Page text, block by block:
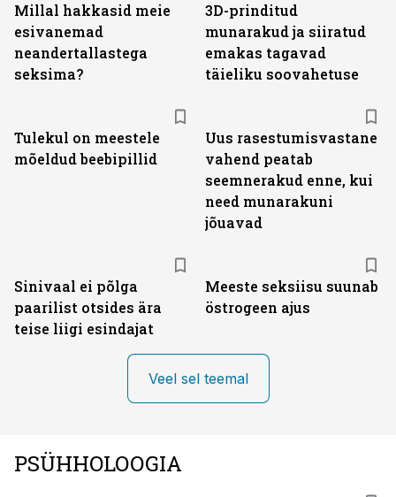
Millal hakkasid meie
esivanemad
neandertallastega
seksima?
3D-prinditud
munarakud ja siiratud
emakas tagavad
täieliku soovahetuse
Tulekul on meestele
mõeldud beebipillid
Uus rasestumisvastane
vahend peatab
seemnerakud enne, kui
need munarakuni
jõuavad
Sinivaal ei põlga
paarilist otsides ära
teise liigi esindajat
Meeste seksiisu suunab
östrogeen ajus
Veel sel teemal
PSÜHHOLOOGIA